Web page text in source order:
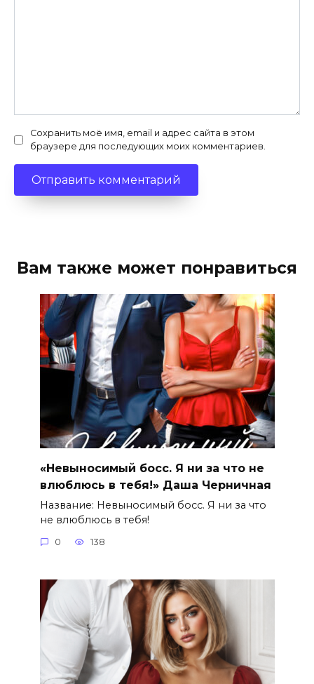
Сохранить моё имя, email и адрес сайта в этом
браузере для последующих моих комментариев.
Вам также может понравиться
«Невыносимый босс. Я ни за что не
влюблюсь в тебя!» Даша Черничная
Название: Невыносимый босс. Я ни за что
не влюблюсь в тебя!
0 138